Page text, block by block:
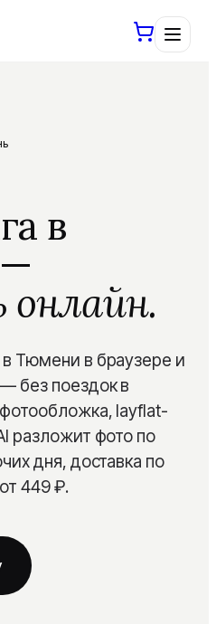
книгув
—
онлайн.
Тюмени в браузере и
без поездок в
layflat-
разложит фото по
дня, доставка по
449 ₽.